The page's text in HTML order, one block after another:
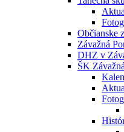
Občianske
Závažná
DHZ v
ŠK